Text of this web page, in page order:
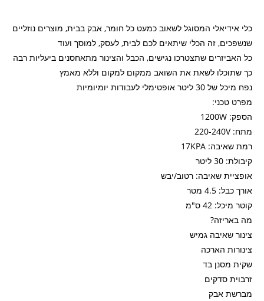
כלי אידיאלי המסוגל לשאוב כמעט כל חומר, אבק בבית, מוצרים נוזליים
שנשפכים, זה הכלי שיתאים לכם לבית, לעסק, למוסך ועוד
כל האביזרים שתצטרכו נגישים, הכבל והצינור מתאחסנים ביעליות רבה
כך שתוכלו לשאת את השואב ממקום למקום וללא מאמץ
נפח מיכל של 30 ליטר אופטימלי לעבודות יומיומיות
מפרט טכני:
הספק: 1200W
מתח: 220-240V
רמת שאיבה: 17KPA
קיבולת: 30 ליטר
אופציית שאיבה: רטוב/יבש
אורך כבל: 4.5 מטר
קוטר מיכל: 42 ס"מ
מה באריזה?
צינור שאיבה גמיש
צינורות הארכה
שקית מסנן בד
זרבוית סדקים
מברשת אבק